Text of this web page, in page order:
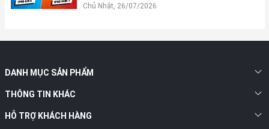
sáng. iPhone 13 cho phép quay được những đoạn phim phong
iPhone 12 Pro Max, giúp việc quay video mượt mà hơn.
Dung lượng pin khoẻ và kết nối 5G
iPhone 13 có dung lượng pin là 3,095 mAh và lớn hơn thế hệ cũ.
Với sự thay đổi này, thiết bị năm nay sẽ cho người dùng thời
Chủ Nhật, 26/07/2026
DANH MỤC SẢN PHẨM
THÔNG TIN KHÁC
HỖ TRỢ KHÁCH HÀNG